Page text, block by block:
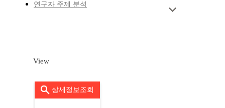
연구자 주제 분석
View
상세정보조회